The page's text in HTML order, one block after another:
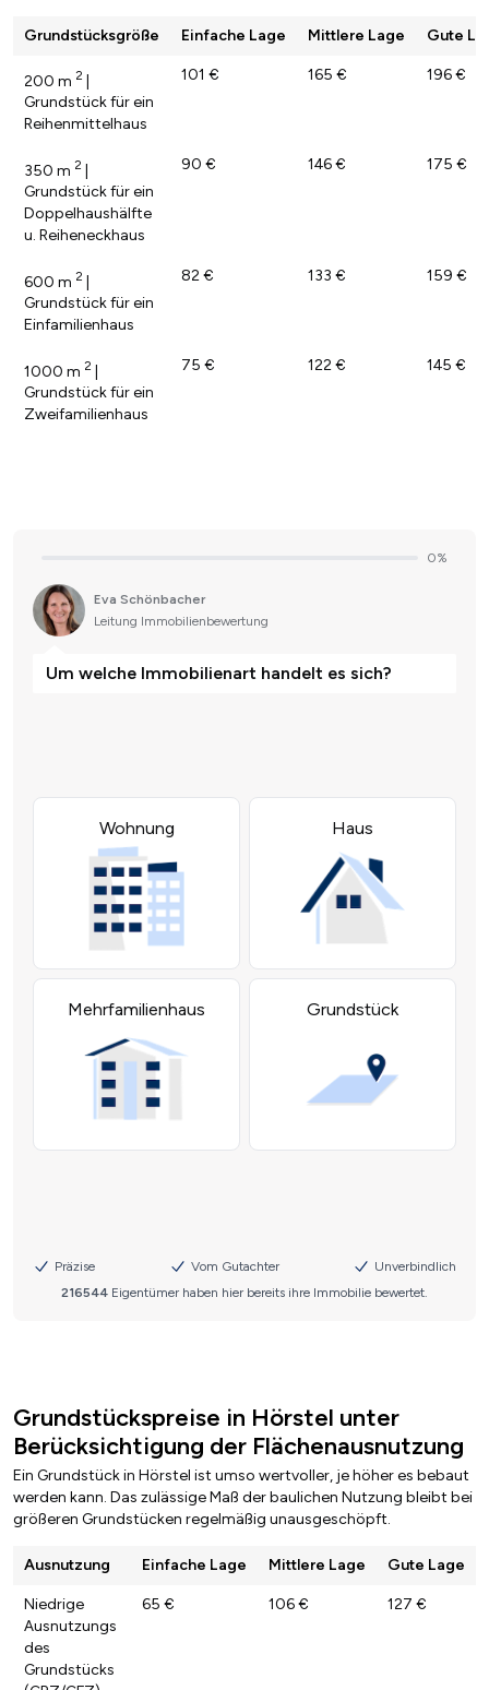
Grundstücksgröße Einfache Lage Mittlere Lage Gute
200 m 2 |
Grundstück für ein
Reihenmittelhaus
101 € 165 € 196 €
350 m 2 |
Grundstück für ein
Doppelhaushälfte
u. Reiheneckhaus
90 € 146 € 175 €
600 m 2 |
Grundstück für ein
Einfamilienhaus
82 € 133 € 159 €
1000 m 2 |
Grundstück für ein
Zweifamilienhaus
75 € 122 € 145 €
Grundstückspreise in Hörstel unter
Berücksichtigung der Flächenausnutzung
Ein Grundstück in Hörstel ist umso wertvoller, je höher es bebaut
werden kann. Das zulässige Maß der baulichen Nutzung bleibt bei
größeren Grundstücken regelmäßig unausgeschöpft.
Ausnutzung Einfache Lage Mittlere Lage Gute Lage
Niedrige
Ausnutzungs
des
Grundstücks
65 € 106 € 127 €